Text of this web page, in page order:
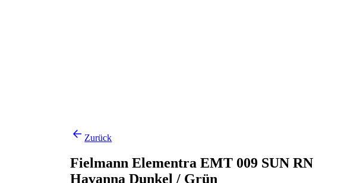
Zurück
Fielmann Elementra EMT 009 SUN RN
Havanna Dunkel / Grün